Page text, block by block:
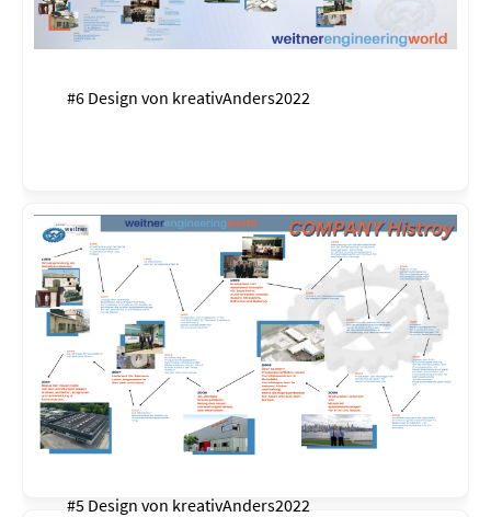
#6 Design von kreativAnders2022
#5 Design von kreativAnders2022